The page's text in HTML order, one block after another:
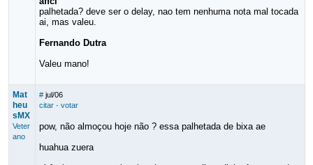
palhetada? deve ser o delay, nao tem nenhuma nota mal tocada
ai, mas valeu.
Fernando Dutra
Valeu mano!
Mat
heu
sMX
Veter
ano
# jul/06
citar· votar
pow, não almoçou hoje não ? essa palhetada de bixa ae
huahua zuera